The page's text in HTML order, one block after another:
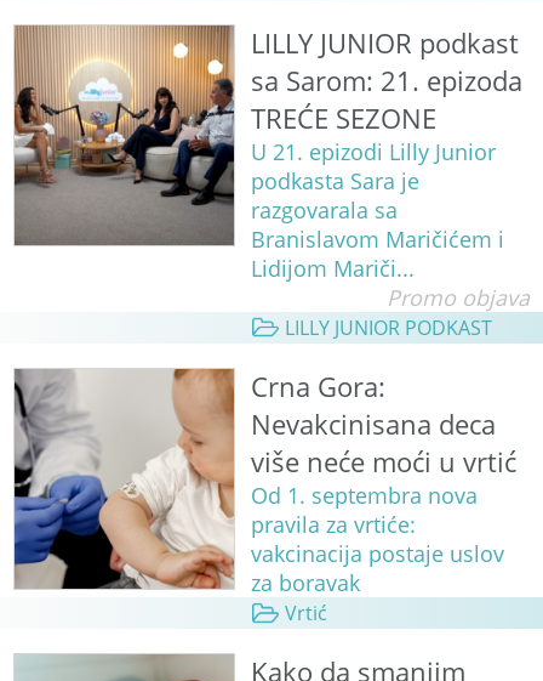
LILLY JUNIOR podkast
sa Sarom: 21. epizoda
TREĆE SEZONE
U 21. epizodi Lilly Junior
podkasta Sara je
razgovarala sa
Branislavom Maričićem i
Lidijom Mariči...
Promo objava
LILLY JUNIOR PODKAST
Crna Gora:
Nevakcinisana deca
više neće moći u vrtić
Od 1. septembra nova
pravila za vrtiće:
vakcinacija postaje uslov
za boravak
Vrtić
Kako da smanjim